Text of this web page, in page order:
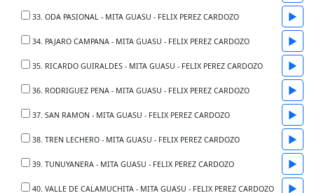
33. ODA PASIONAL - MITA GUASU - FELIX PEREZ CARDOZO ▶
34. PAJARO CAMPANA - MITA GUASU - FELIX PEREZ CARDOZO ▶
35. RICARDO GUIRALDES - MITA GUASU - FELIX PEREZ CARDOZO ▶
36. RODRIGUEZ PENA - MITA GUASU - FELIX PEREZ CARDOZO ▶
37. SAN RAMON - MITA GUASU - FELIX PEREZ CARDOZO ▶
38. TREN LECHERO - MITA GUASU - FELIX PEREZ CARDOZO ▶
39. TUNUYANERA - MITA GUASU - FELIX PEREZ CARDOZO ▶
40. VALLE DE CALAMUCHITA - MITA GUASU - FELIX PEREZ CARDOZO ▶